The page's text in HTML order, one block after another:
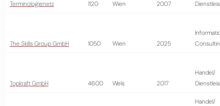
Terminologienetz
1120 Wien 2007
The Skills Group GmbH 1050 Wien 2025
Topkraft GmbH 4600 Wels 2017
Handel/
Handel/